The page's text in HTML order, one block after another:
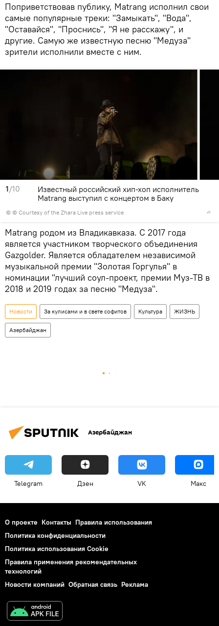
Поприветствовав публику, Matrang исполнил свои
самые популярные треки: "Замыкать", "Вода",
"Оставайся", "Проснись", "Я не расскажу", и
другие. Самую же известную песню "Медуза"
зрители исполнили вместе с ним.
1/10
© © Сourtesy of the Zhara Live press service
Известный российский хип-хоп исполнитель
Matrang выступил с концертом в Баку
Matrang родом из Владикавказа. С 2017 года
является участником творческого объединения
Gazgolder. Является обладателем независимой
музыкальной премии "Золотая Горгулья" в
номинации "лучший соул-проект, премии Муз-ТВ в
2018 и 2019 годах за песню "Медуза".
Новости За кулисами и в свете софитов Культура ЖИЗНЬ
Азербайджан
Азербайджан
Telegram Дзен VK Макс
О проекте Контакты Правила использования
Политика конфиденциальности
Политика использования Cookie
Правила применения рекомендательных
технологий
Новости компаний Обратная связь Реклама